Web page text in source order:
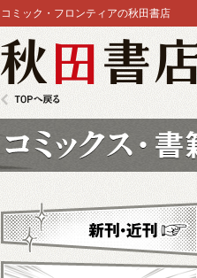
コミック・フロンティアの秋田書店
新刊・近刊